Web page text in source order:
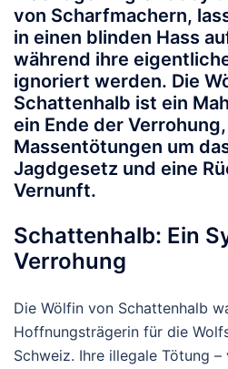
von Scharfmachern,
in einen blinden Hass
während ihre
ignoriert werden. Die
Schattenhalb ist ein
ein Ende der
Massentötungen um
Jagdgesetz und eine
Vernunft.
Schattenhalb: Ein
Verrohung
Die Wölfin von Schattenhalb
Hoffnungsträgerin für die
Schweiz. Ihre illegale Tötung